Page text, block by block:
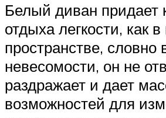
Белый диван придает
отдыха легкости, как
пространстве, словно
невесомости, он не
раздражает и дает
возможностей для